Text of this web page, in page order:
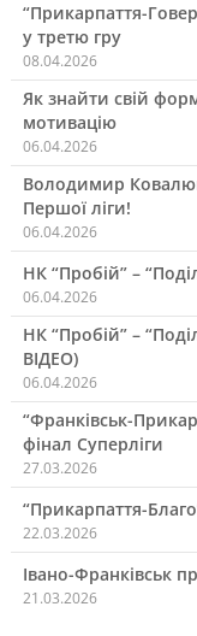
“Прикарпаття-
у третю гру
08.04.2026
Як знайти свій
мотивацію
06.04.2026
Володимир
Першої ліги!
06.04.2026
НК “Пробій” –
06.04.2026
НК “Пробій” –
ВІДЕО)
06.04.2026
“Франківськ-
фінал Суперліги
27.03.2026
“Прикарпаття-
22.03.2026
Івано-Франківськ
21.03.2026